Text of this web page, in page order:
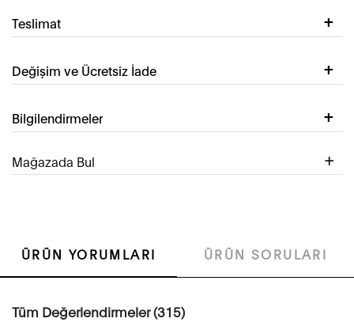
Teslimat
Değişim ve Ücretsiz İade
Bilgilendirmeler
Mağazada Bul
ÜRÜN YORUMLARI ÜRÜN SORULARI
Tüm Değerlendirmeler (315)